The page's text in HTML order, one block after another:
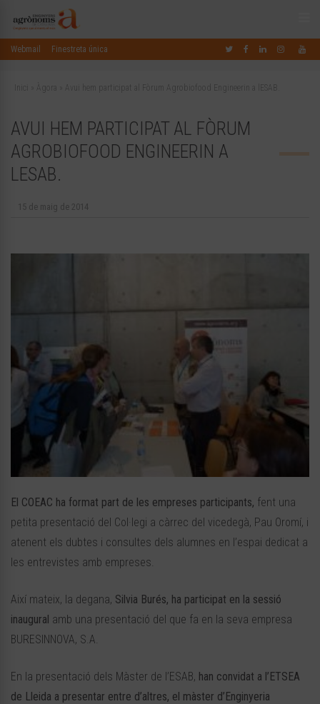
Webmail Finestreta única
Inici Àgora Avui hem participat al Fòrum Agrobiofood Engineerin a lESAB.
AVUI HEM PARTICIPAT AL FÒRUM
AGROBIOFOOD ENGINEERIN A
LESAB.
15 de maig de 2014
El COEAC ha format part de les empreses participants, fent una
petita presentació del Col·legi a càrrec del vicedegà, Pau Oromí, i
atenent els dubtes i consultes dels alumnes en l’espai dedicat a
les entrevistes amb empreses.
Així mateix, la degana, Silvia Burés, ha participat en la sessió
inaugural amb una presentació del que fa en la seva empresa
BURESINNOVA, S.A.
En la presentació dels Màster de l’ESAB, han convidat a l’ETSEA
de Lleida a presentar entre d’altres, el màster d’Enginyeria